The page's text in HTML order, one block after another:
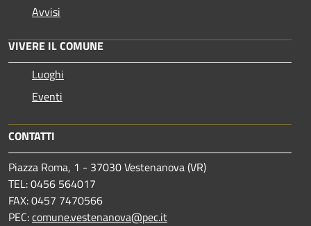
Avvisi
VIVERE IL COMUNE
Luoghi
Eventi
CONTATTI
Piazza Roma, 1 - 37030 Vestenanova (VR)
TEL: 0456 564017
FAX: 0457 7470566
PEC:comune.vestenanova@pec.it